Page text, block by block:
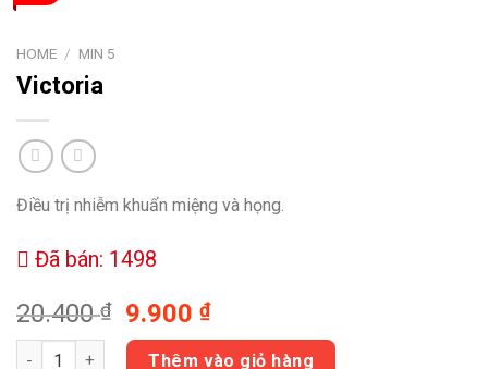
HOME / MIN 5
Victoria
Điều trị nhiễm khuẩn miệng và họng.
Đã bán: 1498
20.400₫ 9.900₫
Victoria quantity Thêm vào giỏ hàng